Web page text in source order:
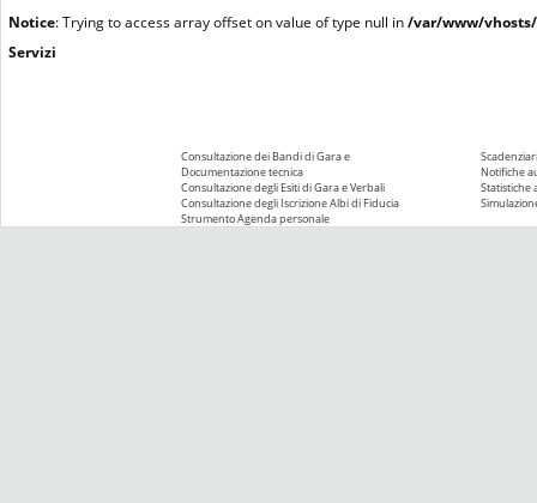
Notice: Trying to access array offset on value of type null in/var/www/
Servizi
Consultazione dei Bandi di Gara e
Documentazione tecnica
Consultazione degli Esiti di Gara e Verbali
Consultazione degli Iscrizione Albi di Fiducia
Strumento Agenda personale
Notifiche
Statistiche